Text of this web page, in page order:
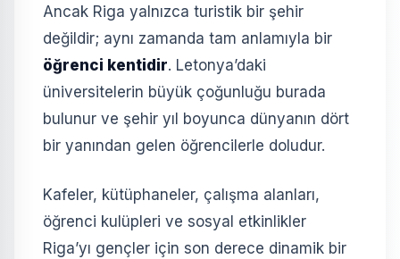
Ancak Riga yalnızca turistik bir şehir
değildir; aynı zamanda tam anlamıyla bir
öğrenci kentidir. Letonya’daki
üniversitelerin büyük çoğunluğu burada
bulunur ve şehir yıl boyunca dünyanın dört
bir yanından gelen öğrencilerle doludur.
Kafeler, kütüphaneler, çalışma alanları,
öğrenci kulüpleri ve sosyal etkinlikler
Riga’yı gençler için son derece dinamik bir